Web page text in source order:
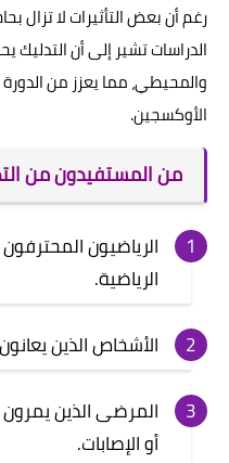
رغم أن بعض التأثيرات لا تزال
الدراسات تشير إلى أن التدليك
والمحيطي، مما يعزز من
الأوكسجين.
من المستفيدون من
الرياضيون
الرياضية.
الأشخاص الذين
المرضى الذين يمرون
أو الإصابات.